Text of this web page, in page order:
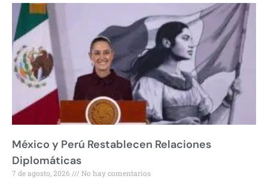
México y Perú Restablecen Relaciones
Diplomáticas
7 de agosto, 2026 No hay comentarios